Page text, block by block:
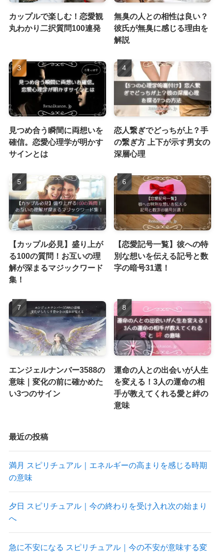
カップルで楽しむ！恋愛観
丸わかり二択質問100連発
無臭の人との相性は良い？
彼氏が無臭に感じる理由を
解説
見つめ合う瞬間に両想いを
確信。恋愛心理学が明かす
サインとは
恋人繋ぎでどっちが上？手
の繋ぎ方 上下が示す男女の
深層心理
【カップル必見】盛り上が
る100の質問！お互いの理
解が深まるマジックワード
集！
【恋愛記号一覧】彼への特
別な想いを伝える記号と数
字の暗号31選！
エンジェルナンバー3588の
意味｜変化の前に確かめた
い3つのサイン
運命の人との出会いが人生
を変える！3人の運命の相
手が教えてくれる愛と絆の
意味
最近の投稿
満月 スピリチュアル｜エネルギーの高まりを感じる時期
の意味
夕日 スピリチュアル｜今の終わりを受け入れ次の始まり
へ
急に不安になる スピリチュアル｜今の不安が意味する変